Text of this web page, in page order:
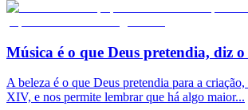
Música é o que Deus pretendia, diz
A beleza é o que Deus pretendia para a
XIV, e nos permite lembrar que há algo maior...